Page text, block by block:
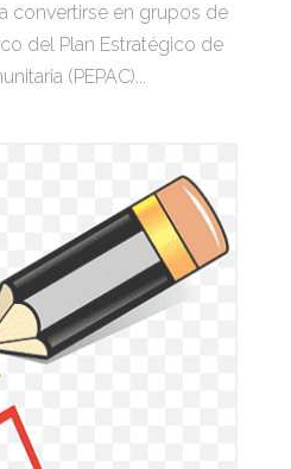
convertirse en grupos de
del Plan Estratégico de
(PEPAC)...